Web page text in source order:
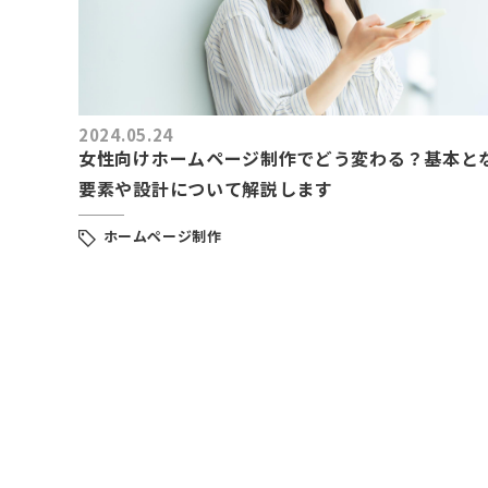
2024.05.24
女性向けホームページ制作でどう変わる？基本と
要素や設計について解説します
ホームページ制作